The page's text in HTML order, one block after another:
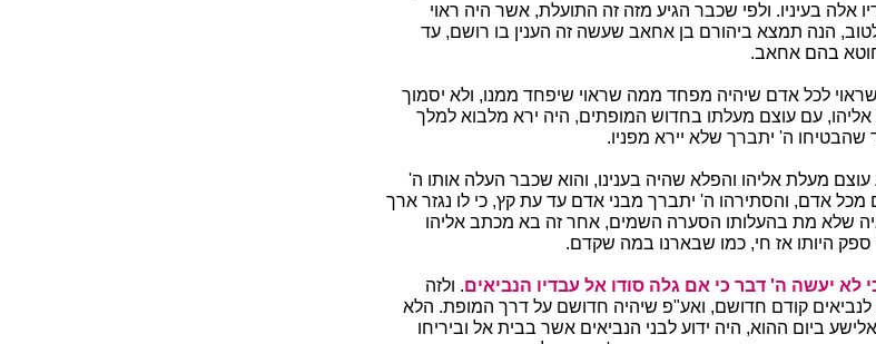
אלה בעיניו. ולפי שכבר הגיע מזה זה התועלת, אשר היה ראוי
הנה תמצא ביהורם בן אחאב שעשה זה הענין בו רושם, עד
בהם אחאב.
שראוי לכל אדם שיהיה מפחד ממה שראוי שיפחד ממנו, ולא יסמוך
עם עוצם מעלתו בחדוש המופתים, היה ירא מלבוא למלך
שהבטיחו ה' יתברך שלא יירא מפניו.
עוצם מעלת אליהו והפלא שהיה בענינו, והוא שכבר העלה אותו ה'
אדם, והסתירהו ה' יתברך מבני אדם עד עת קץ, כי לו נגזר ארך
שלא מת בהעלותו הסערה השמים, אחר זה בא מכתב אליהו
ספק היותו אז חי, כמו שבארנו במה שקדם.
לא יעשה ה' דבר כי אם גלה סודו אל עבדיו הנביאים. ולזה
קודם חדושם, ואע"פ שיהיה חדושם על דרך המופת. הלא
ביום ההוא, היה ידוע לבני הנביאים אשר בבית אל וביריחו